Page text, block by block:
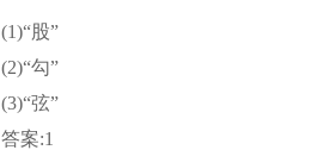
(1)“股”
(2)“勾”
(3)“弦”
答案:1